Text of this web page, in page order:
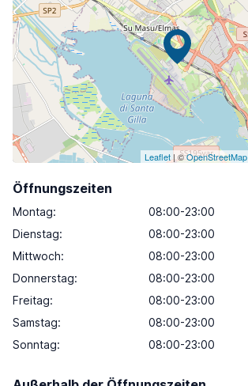
Leaflet| ©OpenStreetMap
Öffnungszeiten
Montag:
08:00-23:00
Dienstag:
08:00-23:00
Mittwoch:
08:00-23:00
Donnerstag:
08:00-23:00
Freitag:
08:00-23:00
Samstag:
08:00-23:00
Sonntag: 08:00-23:00